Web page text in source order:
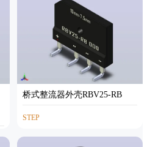
桥式整流器外壳RBV25-RB
STEP